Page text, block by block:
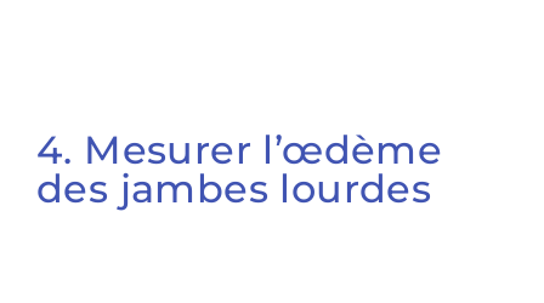
4. Mesurer l’œdème
des jambes lourdes